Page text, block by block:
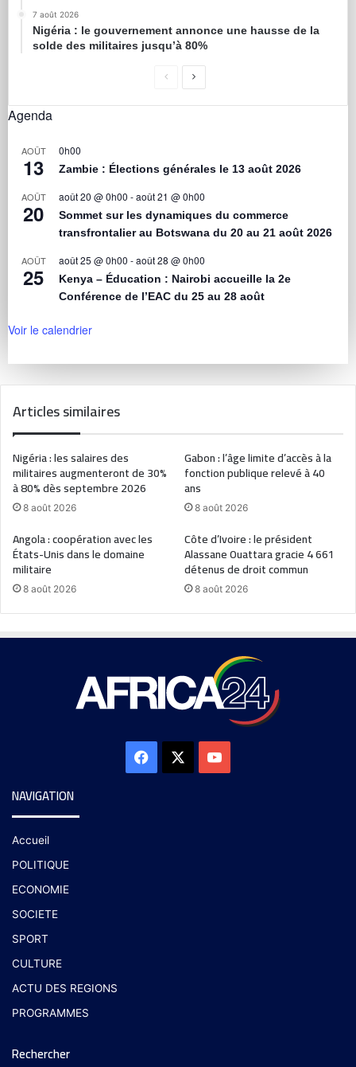
7 août 2026
Nigéria : le gouvernement annonce une hausse de la
solde des militaires jusqu’à 80%
Agenda
AOÛT
13
0h00
Zambie : Élections générales le 13 août 2026
AOÛT
20
août 20 @ 0h00 -août 21 @ 0h00
Sommet sur les dynamiques du commerce
transfrontalier au Botswana du 20 au 21 août 2026
AOÛT
25
août 25 @ 0h00 -août 28 @ 0h00
Kenya – Éducation : Nairobi accueille la 2e
Conférence de l’EAC du 25 au 28 août
Voir le calendrier
Articles similaires
Nigéria : les salaires des
militaires augmenteront de 30%
à 80% dès septembre 2026
8 août 2026
Gabon : l’âge limite d’accès à la
fonction publique relevé à 40
ans
8 août 2026
Angola : coopération avec les
États-Unis dans le domaine
militaire
8 août 2026
Côte d’Ivoire : le président
Alassane Ouattara gracie 4 661
détenus de droit commun
8 août 2026
NAVIGATION
Accueil
POLITIQUE
ECONOMIE
SOCIETE
SPORT
CULTURE
ACTU DES REGIONS
PROGRAMMES
Rechercher